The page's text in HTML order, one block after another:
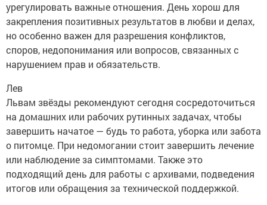
урегулировать важные отношения. День хорош для
закрепления позитивных результатов в любви и делах,
но особенно важен для разрешения конфликтов,
споров, недопонимания или вопросов, связанных с
нарушением прав и обязательств.
Лев
Львам звёзды рекомендуют сегодня сосредоточиться
на домашних или рабочих рутинных задачах, чтобы
завершить начатое — будь то работа, уборка или забота
о питомце. При недомогании стоит завершить лечение
или наблюдение за симптомами. Также это
подходящий день для работы с архивами, подведения
итогов или обращения за технической поддержкой.